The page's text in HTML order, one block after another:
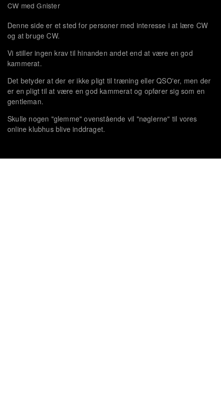
CW med Gnister
Denne side er et sted for personer med interesse i at lære CW
og at bruge CW.
Vi stiller ingen krav til hinanden andet end at være en god
kammerat.
Det betyder at der er ikke pligt til træning eller QSO'er, men der
er en pligt til at være en god kammerat og opfører sig som en
gentleman.
Skulle nogen "glemme" ovenstående vil "nøglerne" til vores
online klubhus blive inddraget.